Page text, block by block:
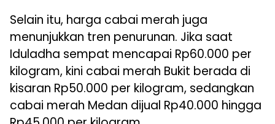
Selain itu, harga cabai merah juga
menunjukkan tren penurunan. Jika saat
Iduladha sempat mencapai Rp60.000 per
kilogram, kini cabai merah Bukit berada di
kisaran Rp50.000 per kilogram, sedangkan
cabai merah Medan dijual Rp40.000 hingga